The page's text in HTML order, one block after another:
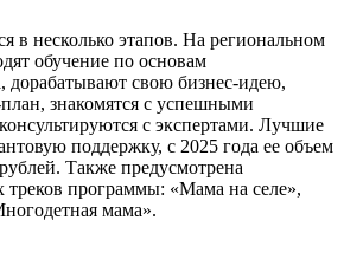
в несколько этапов. На региональном
обучение по основам
дорабатывают свою бизнес-идею,
знакомятся с успешными
с экспертами. Лучшие
поддержку, с 2025 года ее объем
Также предусмотрена
треков программы: «Мама на селе»,
мама».